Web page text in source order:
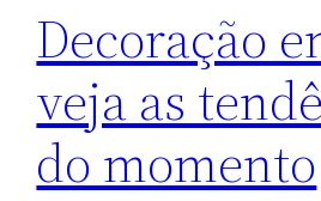
Decoração
veja as
do momento